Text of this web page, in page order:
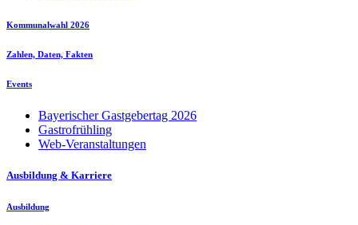
Kommunalwahl 2026
Zahlen, Daten, Fakten
Events
Bayerischer Gastgebertag 2026
Gastrofrühling
Web-Veranstaltungen
Ausbildung & Karriere
Ausbildung